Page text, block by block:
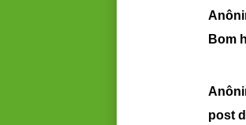
Bom
post